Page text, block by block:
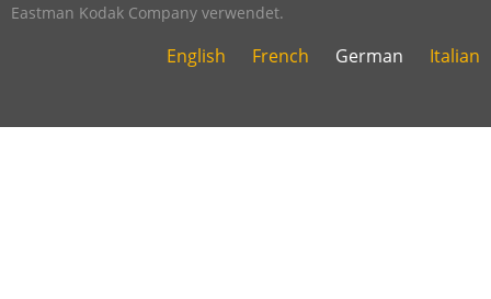
Eastman Kodak Company verwendet.
English French German Italian